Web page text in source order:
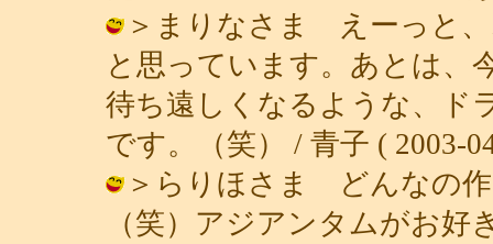
＞まりなさま えーっと、
と思っています。あとは、
待ち遠しくなるような、ド
です。（笑） / 青子 ( 2003-
＞らりほさま どんなの作
（笑）アジアンタムがお